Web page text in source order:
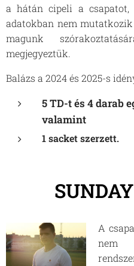
a hátán cipeli a
adatokban nem
magunk
megjegyeztük.
Balázs a 2024 és 2025-s
5 TD-t és 4 darab
valamint
1 sacket szerzett.
A
nem